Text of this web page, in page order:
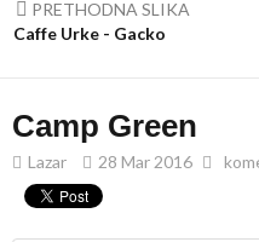
PRETHODNA SLIKA
Caffe Urke - Gacko
Camp Green
Lazar 28 Mar 2016